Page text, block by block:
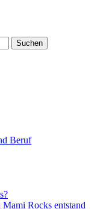
Beruf
Rocks entstand